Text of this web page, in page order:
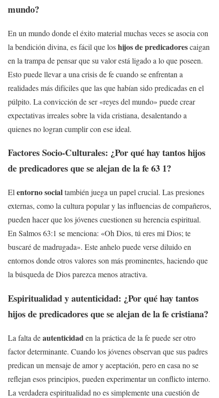
mundo?
En un mundo donde el éxito material muchas veces se asocia con
la bendición divina, es fácil que loshijos de predicadorescaigan
en la trampa de pensar que su valor está ligado a lo que poseen.
Esto puede llevar a una crisis de fe cuando se enfrentan a
realidades más difíciles que las que habían sido predicadas en el
púlpito. La convicción de ser «reyes del mundo» puede crear
expectativas irreales sobre la vida cristiana, desalentando a
quienes no logran cumplir con ese ideal.
Factores Socio-Culturales: ¿Por qué hay tantoshijos
de predicadores que se alejan de la fe 63 1?
El entorno socialtambién juega un papel crucial. Las presiones
externas, como la cultura popular y las influencias de compañeros,
pueden hacer que los jóvenes cuestionen su herencia espiritual.
En Salmos 63:1 se menciona: «Oh Dios, tú eres mi Dios; te
buscaré de madrugada». Este anhelo puede verse diluido en
entornos donde otros valores son más prominentes, haciendo que
la búsqueda de Dios parezca menos atractiva.
Espiritualidad y autenticidad: ¿Por qué hay tantos
hijos de predicadores que se alejan de la fe cristiana?
La falta deautenticidad en la práctica de la fe puede ser otro
factor determinante. Cuando los jóvenes observan que sus padres
predican un mensaje de amor y aceptación, pero en casa no se
reflejan esos principios, pueden experimentar un conflicto interno.
La verdadera espiritualidad no es simplemente una cuestión de